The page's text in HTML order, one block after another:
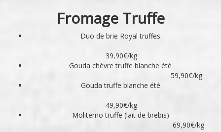
Fromage Truffe
Duo de brie Royal truffes
39,90€/kg
Gouda chèvre truffe blanche été
59,90€/kg
Gouda truffe blanche été
49,90€/kg
Moliterno truffe (lait de brebis)
69,90€/kg